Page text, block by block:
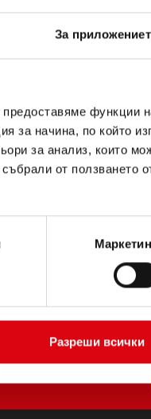
За
предоставяме функции
за начина, по който
за анализ, които
от ползването
Разреши всички
TR*